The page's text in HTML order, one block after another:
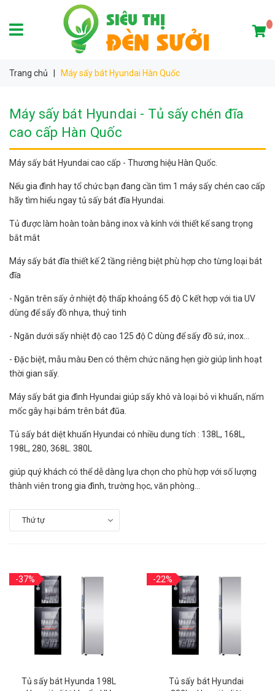
Trang chủ Máy sấy bát Hyundai Hàn Quốc
Máy sấy bát Hyundai - Tủ sấy chén đĩa
cao cấp Hàn Quốc
Máy sấy bát Hyundai cao cấp - Thương hiệu Hàn Quốc.
Nếu gia đình hay tổ chức bạn đang cần tìm 1 máy sấy chén cao cấp
hãy tìm hiểu ngay tủ sấy bát đĩa Hyundai.
Tủ được làm hoàn toàn bằng inox và kính với thiết kế sang trọng
bắt mắt
Máy sấy bát đĩa thiết kế 2 tầng riêng biệt phù hợp cho từng loại bát
đĩa
- Ngăn trên sấy ở nhiệt độ thấp khoảng 65 độ C kết hợp với tia UV
dùng để sấy đồ nhựa, thuỷ tinh
- Ngăn dưới sấy nhiệt độ cao 125 độ C dùng để sấy đồ sứ, inox...
- Đặc biệt, mẫu màu Đen có thêm chức năng hẹn giờ giúp linh hoạt
thời gian sấy.
Máy sấy bát gia đình Hyundai giúp sấy khô và loại bỏ vi khuẩn, nấm
mốc gây hại bám trên bát đũa.
Tủ sấy bát diệt khuẩn Hyundai có nhiều dung tích : 138L, 168L,
198L, 280, 368L. 380L
giúp quý khách có thể dễ dàng lựa chọn cho phù hợp với số lượng
thành viên trong gia đình, trường học, văn phòng...
Thứ tự
-37%
Tủ sấy bát Hyunda 198L
-22%
Tủ sấy bát Hyundai